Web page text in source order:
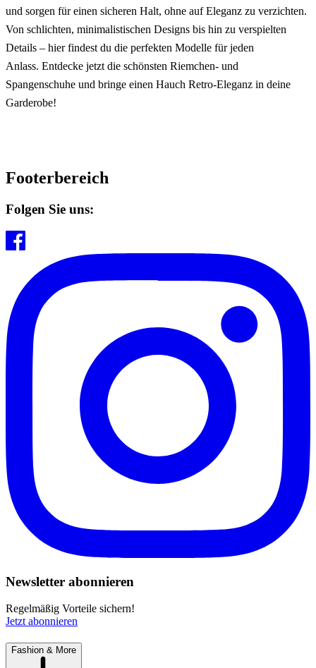
und sorgen für einen sicheren Halt, ohne auf Eleganz zu verzichten.
Von schlichten, minimalistischen Designs bis hin zu verspielten
Details – hier findest du die perfekten Modelle für jeden
Anlass. Entdecke jetzt die schönsten Riemchen- und
Spangenschuhe und bringe einen Hauch Retro-Eleganz in deine
Garderobe!
Footerbereich
Folgen Sie uns:
Newsletter abonnieren
Regelmäßig Vorteile sichern!
Jetzt abonnieren
Fashion & More